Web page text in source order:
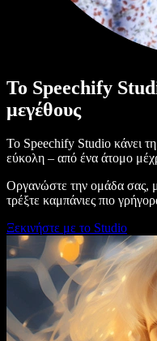
Το Speechify
μεγέθους
Το Speechify Studio κάνει
εύκολη – από ένα άτομο
Οργανώστε την ομάδα σας,
τρέξτε καμπάνιες πιο
Ξεκινήστε με το Studio